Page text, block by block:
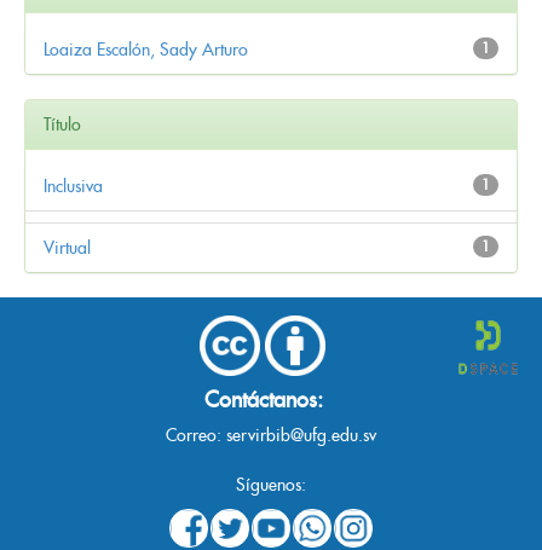
1
Loaiza Escalón, Sady Arturo
Título
1
Inclusiva
1
Virtual
Contáctanos:
Correo: servirbib@ufg.edu.sv
Síguenos: